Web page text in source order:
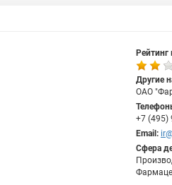
Другие
ОАО
+7 (495)
Email:
Сфера